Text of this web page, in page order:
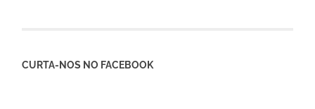
CURTA-NOS NO FACEBOOK